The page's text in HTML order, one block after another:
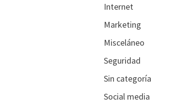
Internet
Marketing
Misceláneo
Seguridad
Sin categoría
Social media